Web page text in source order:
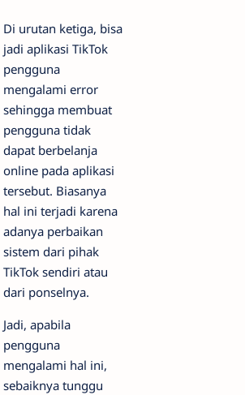
Di urutan ketiga, bisa
jadi aplikasi TikTok
pengguna
mengalami error
sehingga membuat
pengguna tidak
dapat berbelanja
online pada aplikasi
tersebut. Biasanya
hal ini terjadi karena
adanya perbaikan
sistem dari pihak
TikTok sendiri atau
dari ponselnya.
Jadi, apabila
pengguna
mengalami hal ini,
sebaiknya tunggu